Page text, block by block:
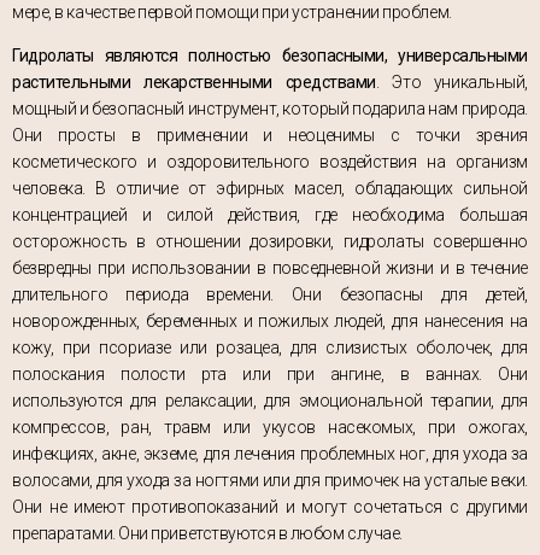
мере, в качестве первой помощи при устранении проблем.
Гидролаты являются полностью безопасными, универсальными
растительными лекарственными средствами . Это уникальный,
мощный и безопасный инструмент, который подарила нам природа.
Они просты в применении и неоценимы с точки зрения
косметического и оздоровительного воздействия на организм
человека. В отличие от эфирных масел, обладающих сильной
концентрацией и силой действия, где необходима большая
осторожность в отношении дозировки, гидролаты совершенно
безвредны при использовании в повседневной жизни и в течение
длительного периода времени. Они безопасны для детей,
новорожденных, беременных и пожилых людей, для нанесения на
кожу, при псориазе или розацеа, для слизистых оболочек, для
полоскания полости рта или при ангине, в ваннах. Они
используются для релаксации, для эмоциональной терапии, для
компрессов, ран, травм или укусов насекомых, при ожогах,
инфекциях, акне, экземе, для лечения проблемных ног, для ухода за
волосами, для ухода за ногтями или для примочек на усталые веки.
Они не имеют противопоказаний и могут сочетаться с другими
препаратами. Они приветствуются в любом случае.